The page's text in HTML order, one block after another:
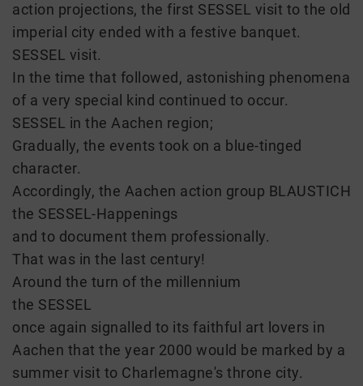
action projections, the first SESSEL visit to the old
imperial city ended with a festive banquet.
SESSEL visit.
In the time that followed, astonishing phenomena
of a very special kind continued to occur.
SESSEL in the Aachen region;
Gradually, the events took on a blue-tinged
character.
Accordingly, the Aachen action group BLAUSTICH
the SESSEL-Happenings
and to document them professionally.
That was in the last century!
Around the turn of the millennium
the SESSEL
once again signalled to its faithful art lovers in
Aachen that the year 2000 would be marked by a
summer visit to Charlemagne's throne city.